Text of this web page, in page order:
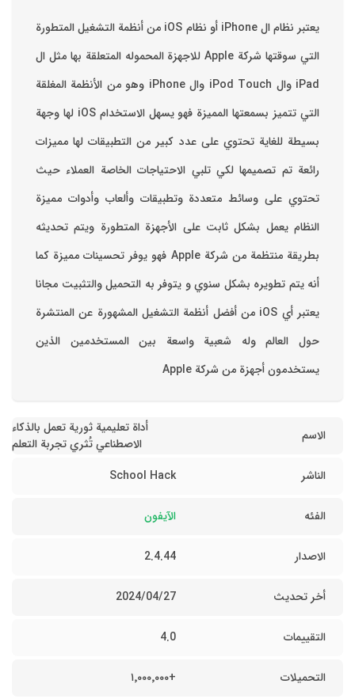
يعتبر نظام ال iPhone أو نظام iOS من أنظمة التشغيل المتطورة
التي سوقتها شركة Apple للاجهزة المحموله المتعلقة بها مثل ال
iPad وال iPod Touch وال iPhone وهو من الأنظمة المغلقة
التي تتميز بسمعتها المميزة فهو يسهل الاستخدام ‏iOS لها وجهة
بسيطة للغاية تحتوي على عدد كبير من التطبيقات لها مميزات
رائعة تم تصميمها لكي تلبي الاحتياجات الخاصة العملاء حيث
تحتوي على وسائط متعددة وتطبيقات وألعاب وأدوات مميزة
‏النظام يعمل بشكل ثابت على الأجهزة المتطورة ويتم تحديثه
بطريقة منتظمة من شركة Apple فهو يوفر تحسينات مميزة كما
أنه يتم تطويره بشكل سنوي و يتوفر به التحميل والتثبيت مجانا
‏يعتبر أي iOS من أفضل أنظمة التشغيل المشهورة عن المنتشرة
حول العالم وله شعبية واسعة بين المستخدمين الذين
يستخدمون أجهزة من شركة Apple
الاسم
أداة تعليمية ثورية تعمل بالذكاء
الاصطناعي تُثري تجربة التعلم
الناشر
School Hack
الفئه الآيفون
الاصدار 2.4.44
أخر تحديث 27‏/04‏/2024
التقييمات 4.0
التحميلات +١٬٠٠٠٬٠٠٠